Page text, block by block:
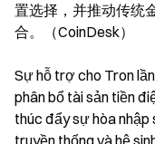
置选择，并推动传统
合。（CoinDesk）
Sự hỗ trợ cho Tron
phân bổ tài sản tiền
thúc đẩy sự hòa
truyền thống và hệ